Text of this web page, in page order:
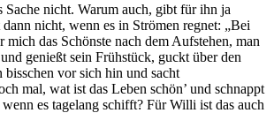
Sache nicht. Warum auch, gibt für ihn ja
nicht, wenn es in Strömen regnet: „Bei
mich das Schönste nach dem Aufstehen, man
genießt sein Frühstück, guckt über den
vor sich hin und sacht
mal, wat ist das Leben schön’ und schnappt
es tagelang schifft? Für Willi ist das auch